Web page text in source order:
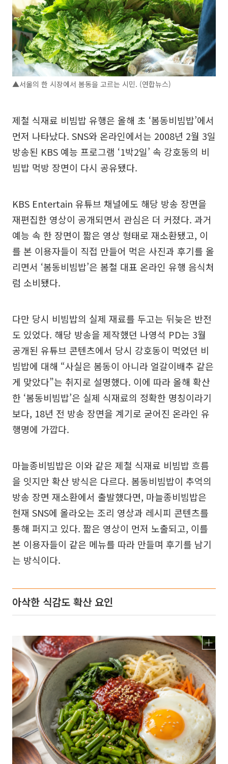
▲서울의 한 시장에서 봄동을 고르는 시민. (연합뉴스)
제철 식재료 비빔밥 유행은 올해 초 ‘봄동비빔밥’에서
먼저 나타났다. SNS와 온라인에서는 2008년 2월 3일
방송된 KBS 예능 프로그램 ‘1박2일’ 속 강호동의 비
빔밥 먹방 장면이 다시 공유됐다.
KBS Entertain 유튜브 채널에도 해당 방송 장면을
재편집한 영상이 공개되면서 관심은 더 커졌다. 과거
예능 속 한 장면이 짧은 영상 형태로 재소환됐고, 이
를 본 이용자들이 직접 만들어 먹은 사진과 후기를 올
리면서 ‘봄동비빔밥’은 봄철 대표 온라인 유행 음식처
럼 소비됐다.
다만 당시 비빔밥의 실제 재료를 두고는 뒤늦은 반전
도 있었다. 해당 방송을 제작했던 나영석 PD는 3월
공개된 유튜브 콘텐츠에서 당시 강호동이 먹었던 비
빔밥에 대해 “사실은 봄동이 아니라 얼갈이배추 같은
게 맞았다”는 취지로 설명했다. 이에 따라 올해 확산
한 ‘봄동비빔밥’은 실제 식재료의 정확한 명칭이라기
보다, 18년 전 방송 장면을 계기로 굳어진 온라인 유
행명에 가깝다.
마늘종비빔밥은 이와 같은 제철 식재료 비빔밥 흐름
을 잇지만 확산 방식은 다르다. 봄동비빔밥이 추억의
방송 장면 재소환에서 출발했다면, 마늘종비빔밥은
현재 SNS에 올라오는 조리 영상과 레시피 콘텐츠를
통해 퍼지고 있다. 짧은 영상이 먼저 노출되고, 이를
본 이용자들이 같은 메뉴를 따라 만들며 후기를 남기
는 방식이다.
아삭한 식감도 확산 요인